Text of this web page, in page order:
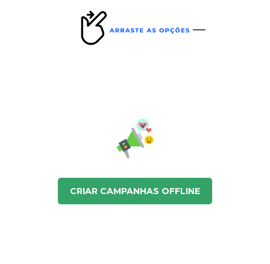
CRIAR SITE